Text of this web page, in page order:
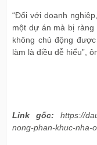
“Đối với doanh
một dự án mà bị
không chủ động
làm là điều dễ hiểu”,
Link gốc: https://
nong-phan-khuc-nha-